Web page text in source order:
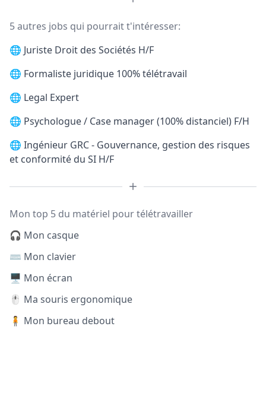
5 autres jobs qui pourrait t'intéresser:
🌐 Juriste Droit des Sociétés H/F
🌐 Formaliste juridique 100% télétravail
🌐 Legal Expert
🌐 Psychologue / Case manager (100% distanciel) F/H
🌐 Ingénieur GRC - Gouvernance, gestion des risques
et conformité du SI H/F
Mon top 5 du matériel pour télétravailler
🎧 Mon casque
⌨️ Mon clavier
🖥️ Mon écran
🖱️ Ma souris ergonomique
🧍 Mon bureau debout